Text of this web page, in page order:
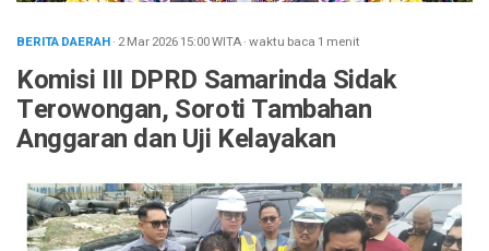
BERITA DAERAH· 2 Mar 202615:00WITA·waktu baca 1 menit
Komisi III DPRD Samarinda Sidak
Terowongan, Soroti Tambahan
Anggaran dan Uji Kelayakan